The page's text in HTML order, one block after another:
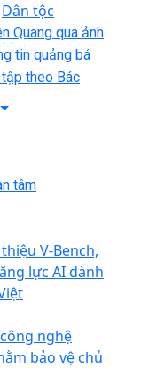
Dân tộc
Quang qua ảnh
tin quảng bá
theo Bác
tâm
V-Bench,
lực AI dành
nghệ
bảo vệ chủ